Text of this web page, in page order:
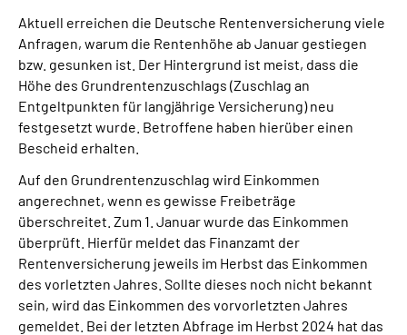
Online-Services
Suche
Language
Inhalte in Gebärdensprache (DGS)
Leichte Sprache
Mein Kundenportal
Aktuell erreichen die Deutsche Rentenversicherung viele
Anfragen, warum die Rentenhöhe ab Januar gestiegen
bzw. gesunken ist. Der Hintergrund ist meist, dass die
Höhe des Grundrentenzuschlags (Zuschlag an
Entgeltpunkten für langjährige Versicherung) neu
festgesetzt wurde. Betroffene haben hierüber einen
Bescheid erhalten.
Auf den Grundrentenzuschlag wird Einkommen
angerechnet, wenn es gewisse Freibeträge
überschreitet. Zum 1. Januar wurde das Einkommen
überprüft. Hierfür meldet das Finanzamt der
Rentenversicherung jeweils im Herbst das Einkommen
des vorletzten Jahres. Sollte dieses noch nicht bekannt
sein, wird das Einkommen des vorvorletzten Jahres
gemeldet. Bei der letzten Abfrage im Herbst 2024 hat das